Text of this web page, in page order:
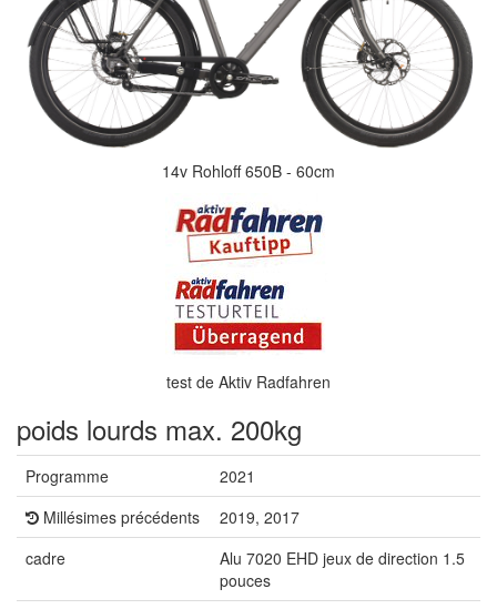
14v Rohloff 650B - 60cm
test de Aktiv Radfahren
poids lourds max. 200kg
Programme
2021
Millésimes précédents
2019, 2017
cadre
Alu 7020 EHD jeux de direction 1.5
pouces